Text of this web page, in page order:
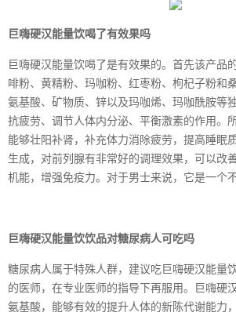
巨嗨硬汉能量饮喝了有效果吗
巨嗨硬汉能量饮喝了是有效果的。首先该产品
啡粉、黄精粉、玛咖粉、红枣粉、枸杞子粉和
氨基酸、矿物质、锌以及玛咖烯、玛咖酰胺等
抗疲劳、调节人体内分泌、平衡激素的作用。
能够壮阳补肾，补充体力消除疲劳，提高睡眠
生成，对前列腺有非常好的调理效果，可以改
机能，增强免疫力。对于男士来说，它是一个
巨嗨硬汉能量饮饮品对糖尿病人可吃吗
糖尿病人属于特殊人群，建议吃巨嗨硬汉能量
的医师，在专业医师的指导下再服用。巨嗨硬
氨基酸，能够有效的提升人体的新陈代谢能力